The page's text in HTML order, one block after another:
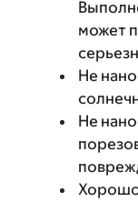
может
Не
Не
Хорошо